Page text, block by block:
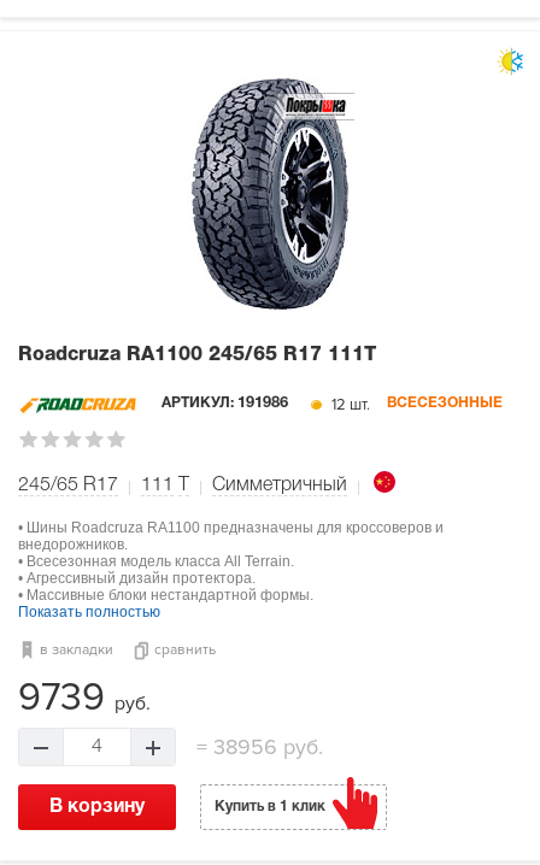
Roadcruza RA1100 245/65 R17 111T
АРТИКУЛ: 191986 12 шт. ВСЕСЕЗОННЫЕ
245/65 R17 111 Симметричный
• Шины Roadcruza RA1100 предназначены для кроссоверов и
внедорожников.
• Всесезонная модель класса All Terrain.
• Агрессивный дизайн протектора.
• Массивные блоки нестандартной формы.
Показать полностью
в закладки сравнить
9739 руб.
4 = 38956 руб.
В корзину Купить в 1 клик